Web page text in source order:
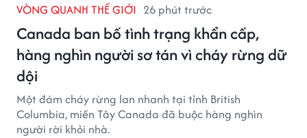
VÒNG QUANH THẾ GIỚI 26 phút trước
Canada ban bố tình trạng khẩn cấp,
hàng nghìn người sơ tán vì cháy rừng dữ
dội
Một đám cháy rừng lan nhanh tại tỉnh British
Columbia, miền Tây Canada đã buộc hàng nghìn
người rời khỏi nhà.